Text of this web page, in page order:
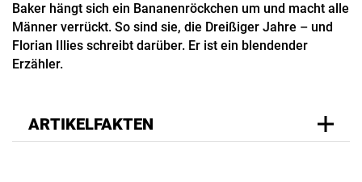
Baker hängt sich ein Bananenröckchen um und macht alle
Männer verrückt. So sind sie, die Dreißiger Jahre – und
Florian Illies schreibt darüber. Er ist ein blendender
Erzähler.
ARTIKELFAKTEN